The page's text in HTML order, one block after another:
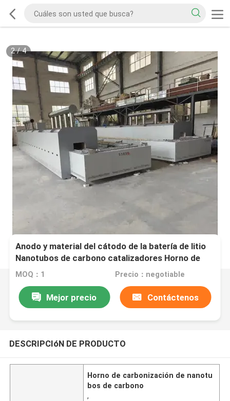
2/4
Anodo y material del cátodo de la batería de litio
Nanotubos de carbono catalizadores Horno de
carbonización
MOQ：1 Precio：negotiable
Mejor precio Contáctenos
DESCRIPCIóN DE PRODUCTO
Horno de carbonización de nanotu
bos de carbono
,